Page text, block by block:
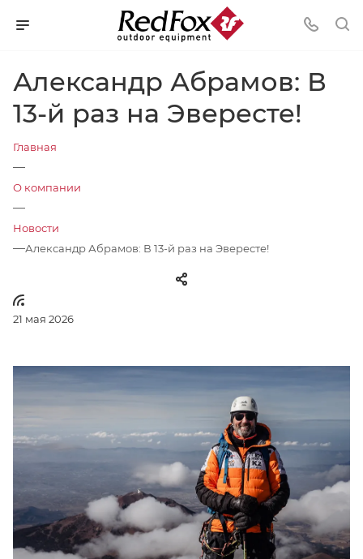
Александр Абрамов: В
13-й раз на Эвересте!
Главная
—
О компании
—
Новости
—Александр Абрамов: В 13-й раз на Эвересте!
21 мая 2026